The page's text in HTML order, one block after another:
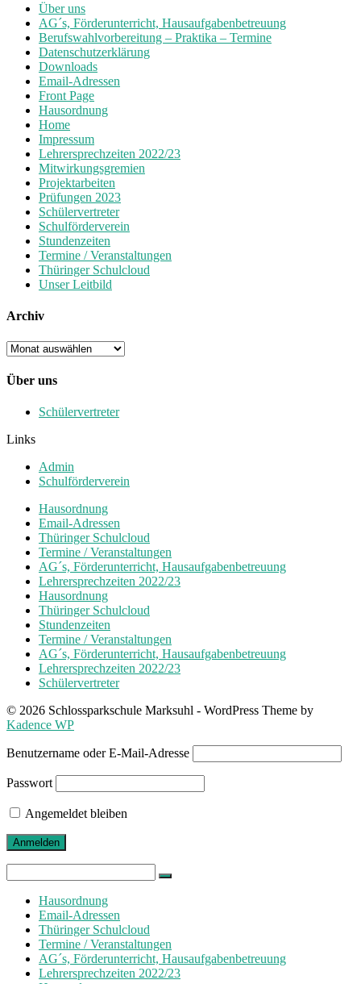
Über uns
AG´s, Förderunterricht, Hausaufgabenbetreuung
Berufswahlvorbereitung – Praktika – Termine
Datenschutzerklärung
Downloads
Email-Adressen
Front Page
Hausordnung
Home
Impressum
Lehrersprechzeiten 2022/23
Mitwirkungsgremien
Projektarbeiten
Prüfungen 2023
Schülervertreter
Schulförderverein
Stundenzeiten
Termine / Veranstaltungen
Thüringer Schulcloud
Unser Leitbild
Archiv
Archiv
Über uns
Schülervertreter
Links
Admin
Schulförderverein
Hausordnung
Email-Adressen
Thüringer Schulcloud
Termine / Veranstaltungen
AG´s, Förderunterricht, Hausaufgabenbetreuung
Lehrersprechzeiten 2022/23
Hausordnung
Thüringer Schulcloud
Stundenzeiten
Termine / Veranstaltungen
AG´s, Förderunterricht, Hausaufgabenbetreuung
Lehrersprechzeiten 2022/23
Schülervertreter
© 2026 Schlossparkschule Marksuhl - WordPress Theme by
Kadence WP
Benutzername oder E-Mail-Adresse
Passwort
Angemeldet bleiben
for:
Hausordnung
Email-Adressen
Thüringer Schulcloud
Termine / Veranstaltungen
AG´s, Förderunterricht, Hausaufgabenbetreuung
Lehrersprechzeiten 2022/23